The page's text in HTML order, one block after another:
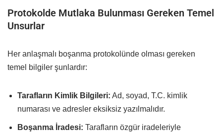
Protokolde Mutlaka Bulunması Gereken Temel
Unsurlar
Her anlaşmalı boşanma protokolünde olması gereken
temel bilgiler şunlardır:
Tarafların Kimlik Bilgileri: Ad, soyad, T.C. kimlik
numarası ve adresler eksiksiz yazılmalıdır.
Boşanma İradesi: Tarafların özgür iradeleriyle